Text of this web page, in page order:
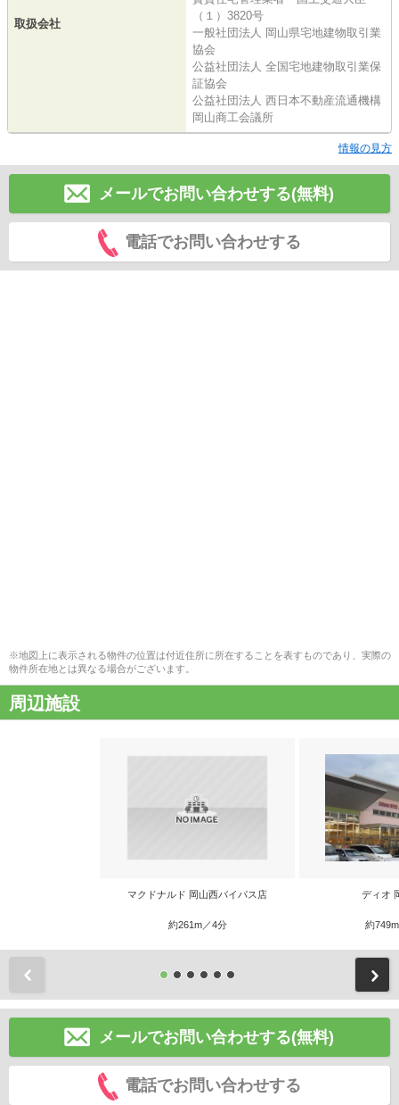
取扱会社
（１）3820号
一般社団法人 岡山県宅地建物取引業
協会
公益社団法人 全国宅地建物取引業保
証協会
公益社団法人 西日本不動産流通機構
岡山商工会議所
情報の見方
メールでお問い合わせする(無料)
電話でお問い合わせする
※地図上に表示される物件の位置は付近住所に所在することを表すものであり、実際の
物件所在地とは異なる場合がございます。
周辺施設
マクドナルド 岡山西バイパス店
約261m／4分
ディオ
約
メールでお問い合わせする(無料)
電話でお問い合わせする